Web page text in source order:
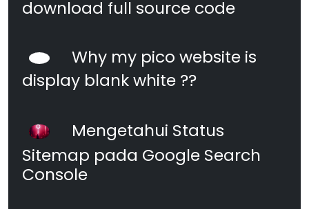
download full source code
Why my pico website is
display blank white ??
Mengetahui Status
Sitemap pada Google Search
Console